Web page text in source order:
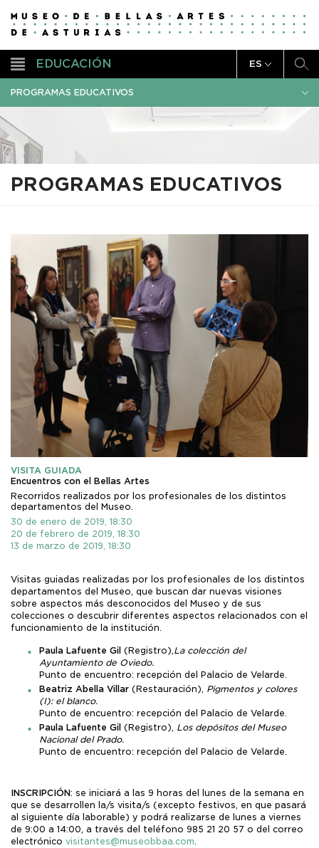
EDUCACIÓN ES
PROGRAMAS EDUCATIVOS
PROGRAMAS EDUCATIVOS
VISITA GUIADA
Encuentros con el Bellas Artes
Recorridos realizados por los profesionales de los distintos
departamentos del Museo.
30 de enero de 2019, 18:30
20 de febrero de 2019, 18:30
13 de marzo de 2019, 18:30
Visitas guiadas realizadas por los profesionales de los distintos
departamentos del Museo, que buscan dar nuevas visiones
sobre aspectos más desconocidos del Museo y de sus
colecciones o descubrir diferentes aspectos relacionados con el
funcionamiento de la institución.
Paula Lafuente Gil (Registro),La colección del
Ayuntamiento de Oviedo.
Punto de encuentro: recepción del Palacio de Velarde.
Beatriz Abella Villar (Restauración), Pigmentos y colores
(I): el blanco.
Punto de encuentro: recepción del Palacio de Velarde.
Paula Lafuente Gil (Registro), Los depósitos del Museo
Nacional del Prado.
Punto de encuentro: recepción del Palacio de Velarde.
INSCRIPCIÓN: se iniciará a las 9 horas del lunes de la semana en
que se desarrollen la/s visita/s (excepto festivos, en que pasará
al siguiente día laborable) y podrá realizarse de lunes a viernes
de 9:00 a 14:00, a través del teléfono 985 21 20 57 o del correo
electrónico visitantes@museobbaa.com.